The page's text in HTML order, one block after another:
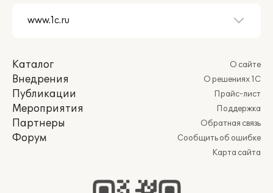
Каталог
Внедрения
Публикации
Мероприятия
Партнеры
Форум
О сайте
О решениях 1С
Прайс-лист
Поддержка
Обратная связь
Сообщить об ошибке
Карта сайта